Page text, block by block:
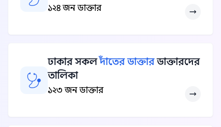
১২৪ জন ডাক্তার
ঢাকার সকলদাঁতের ডাক্তারডাক্তারদের
তালিকা
১২৩ জন ডাক্তার